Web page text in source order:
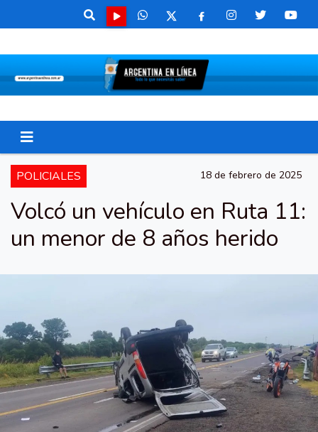
POLICIALES 18 de febrero de 2025
Volcó un vehículo en Ruta 11:
un menor de 8 años herido